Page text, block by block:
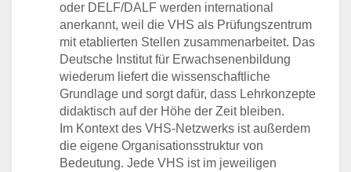
oder DELF/DALF werden international
anerkannt, weil die VHS als Prüfungszentrum
mit etablierten Stellen zusammenarbeitet. Das
Deutsche Institut für Erwachsenenbildung
wiederum liefert die wissenschaftliche
Grundlage und sorgt dafür, dass Lehrkonzepte
didaktisch auf der Höhe der Zeit bleiben.
Im Kontext des VHS-Netzwerks ist außerdem
die eigene Organisationsstruktur von
Bedeutung. Jede VHS ist im jeweiligen